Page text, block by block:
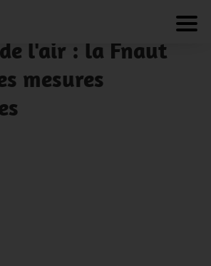
l'air : la Fnaut
mesures